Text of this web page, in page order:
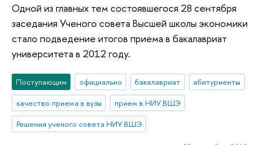
Одной из главных тем состоявшегося 28 сентября
заседания Ученого совета Высшей школы экономики
стало подведение итогов приема в бакалавриат
университета в 2012 году.
Поступающим официально бакалавриат
абитуриенты
качество приема в вузы
прием в НИУ ВШЭ
Решения ученого совета НИУ ВШЭ